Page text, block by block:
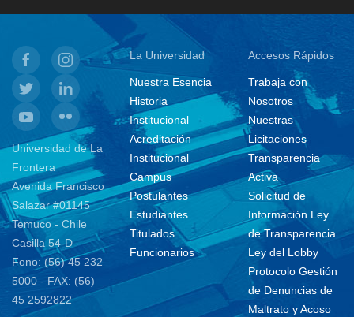
Universidad de La
Frontera
Avenida Francisco
Salazar #01145
Temuco - Chile
Casilla 54-D
Fono: (56) 45 232
5000 - FAX: (56)
45 2592822
La Universidad
Nuestra Esencia
Historia
Institucional
Acreditación
Institucional
Campus
Postulantes
Estudiantes
Titulados
Funcionarios
Accesos Rápidos
Trabaja con
Nosotros
Nuestras
Licitaciones
Transparencia
Activa
Solicitud de
Información Ley
de Transparencia
Ley del Lobby
Protocolo Gestión
de Denuncias de
Maltrato y Acoso